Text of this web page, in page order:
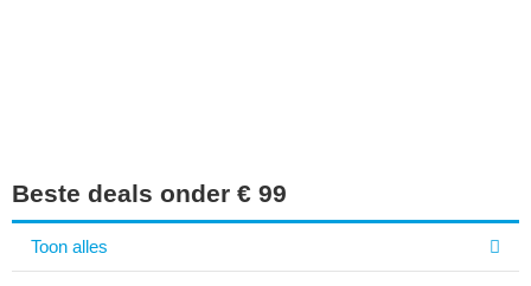
Beste deals onder € 99
Toon alles